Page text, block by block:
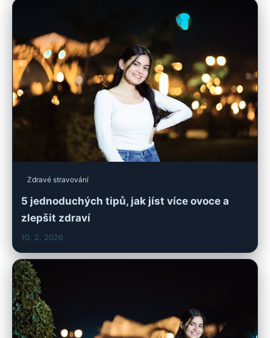
Zdravé stravování
5 jednoduchých tipů, jak jíst více ovoce a
zlepšit zdraví
10. 2. 2026